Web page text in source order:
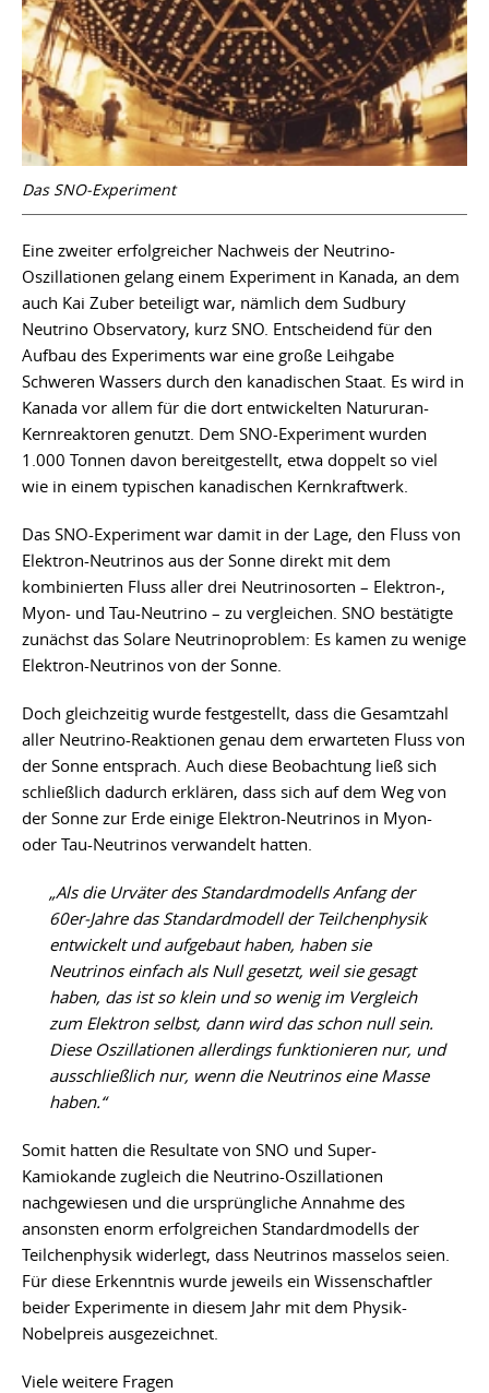
Das SNO-Experiment
Eine zweiter erfolgreicher Nachweis der Neutrino-
Oszillationen gelang einem Experiment in Kanada, an dem
auch Kai Zuber beteiligt war, nämlich dem Sudbury
Neutrino Observatory, kurz SNO. Entscheidend für den
Aufbau des Experiments war eine große Leihgabe
Schweren Wassers durch den kanadischen Staat. Es wird in
Kanada vor allem für die dort entwickelten Natururan-
Kernreaktoren genutzt. Dem SNO-Experiment wurden
1.000 Tonnen davon bereitgestellt, etwa doppelt so viel
wie in einem typischen kanadischen Kernkraftwerk.
Das SNO-Experiment war damit in der Lage, den Fluss von
Elektron-Neutrinos aus der Sonne direkt mit dem
kombinierten Fluss aller drei Neutrinosorten – Elektron-,
Myon- und Tau-Neutrino – zu vergleichen. SNO bestätigte
zunächst das Solare Neutrinoproblem: Es kamen zu wenige
Elektron-Neutrinos von der Sonne.
Doch gleichzeitig wurde festgestellt, dass die Gesamtzahl
aller Neutrino-Reaktionen genau dem erwarteten Fluss von
der Sonne entsprach. Auch diese Beobachtung ließ sich
schließlich dadurch erklären, dass sich auf dem Weg von
der Sonne zur Erde einige Elektron-Neutrinos in Myon-
oder Tau-Neutrinos verwandelt hatten.
„Als die Urväter des Standardmodells Anfang der
60er-Jahre das Standardmodell der Teilchenphysik
entwickelt und aufgebaut haben, haben sie
Neutrinos einfach als Null gesetzt, weil sie gesagt
haben, das ist so klein und so wenig im Vergleich
zum Elektron selbst, dann wird das schon null sein.
Diese Oszillationen allerdings funktionieren nur, und
ausschließlich nur, wenn die Neutrinos eine Masse
haben.“
Somit hatten die Resultate von SNO und Super-
Kamiokande zugleich die Neutrino-Oszillationen
nachgewiesen und die ursprüngliche Annahme des
ansonsten enorm erfolgreichen Standardmodells der
Teilchenphysik widerlegt, dass Neutrinos masselos seien.
Für diese Erkenntnis wurde jeweils ein Wissenschaftler
beider Experimente in diesem Jahr mit dem Physik-
Nobelpreis ausgezeichnet.
Viele weitere Fragen